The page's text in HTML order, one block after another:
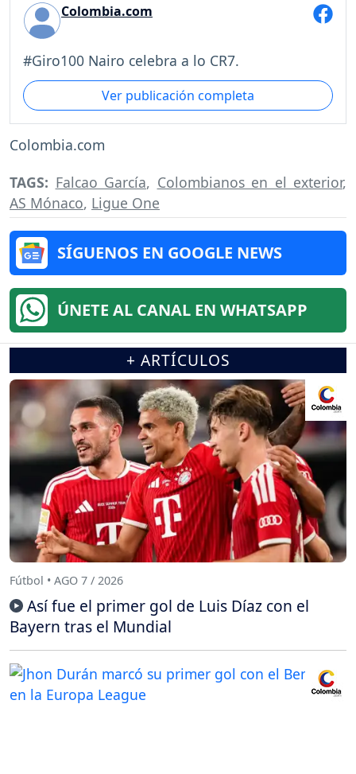
Colombia.com
#Giro100 Nairo celebra a lo CR7.
Ver publicación completa
Colombia.com
TAGS: Falcao García, Colombianos en el exterior,
AS Mónaco, Ligue One
SÍGUENOS EN GOOGLE NEWS
ÚNETE AL CANAL EN WHATSAPP
+ ARTÍCULOS
Fútbol • AGO 7 / 2026
Así fue el primer gol de Luis Díaz con el
Bayern tras el Mundial